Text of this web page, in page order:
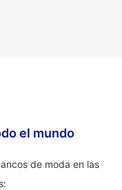
el mundo
de moda en las